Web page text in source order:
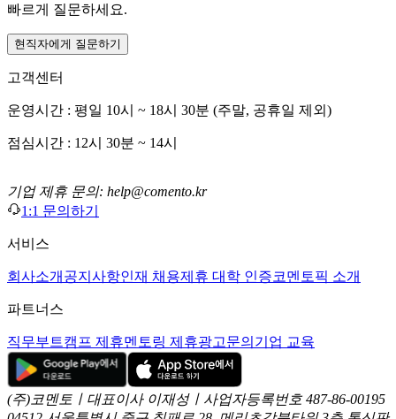
빠르게 질문하세요.
현직자에게 질문하기
고객센터
운영시간 : 평일 10시 ~ 18시 30분 (주말, 공휴일 제외)
점심시간 : 12시 30분 ~ 14시
기업 제휴 문의: help@comento.kr
1:1 문의하기
서비스
회사소개 공지사항인재 채용제휴 대학 인증코멘토픽 소개
파트너스
직무부트캠프 제휴멘토링 제휴광고문의 기업 교육
(주)코멘토ㅣ대표이사 이재성ㅣ사업자등록번호 487-86-00195